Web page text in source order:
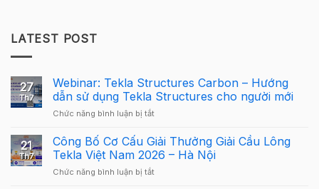
LATEST POST
27
Th7
Webinar: Tekla Structures Carbon – Hướng
dẫn sử dụng Tekla Structures cho người mới
Chức năng bình luận bị tắtở
Tekla
Structures
Carbon
–
21
Th7
Công Bố Cơ Cấu Giải Thưởng Giải Cầu Lông
Tekla Việt Nam 2026 – Hà Nội
Chức năng bình luận bị tắtở